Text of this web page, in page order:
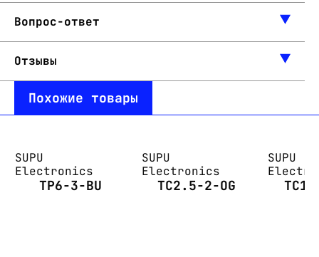
Вопрос-ответ
Отзывы
Похожие товары
SUPU
Electronics
TP6-3-BU
SUPU
Electronics
TC2.5-2-OG
SUPU